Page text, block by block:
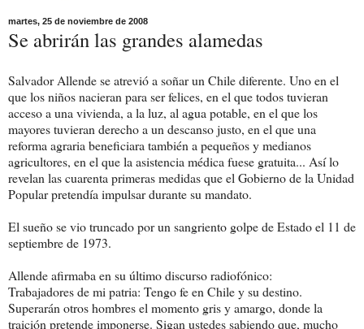
martes, 25 de noviembre de 2008
Se abrirán las grandes alamedas
Salvador Allende se atrevió a soñar un Chile diferente. Uno en el
que los niños nacieran para ser felices, en el que todos tuvieran
acceso a una vivienda, a la luz, al agua potable, en el que los
mayores tuvieran derecho a un descanso justo, en el que una
reforma agraria beneficiara también a pequeños y medianos
agricultores, en el que la asistencia médica fuese gratuita... Así lo
revelan las cuarenta primeras medidas que el Gobierno de la Unidad
Popular pretendía impulsar durante su mandato.
El sueño se vio truncado por un sangriento golpe de Estado el 11 de
septiembre de 1973.
Allende afirmaba en su último discurso radiofónico:
Trabajadores de mi patria: Tengo fe en Chile y su destino.
Superarán otros hombres el momento gris y amargo, donde la
traición pretende imponerse. Sigan ustedes sabiendo que, mucho